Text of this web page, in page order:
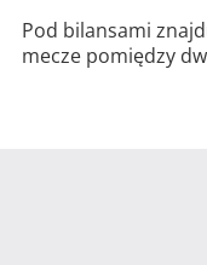
Pod bilansami
mecze pomiędzy